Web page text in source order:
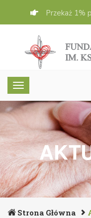
Przekaż 1%
Strona Główna